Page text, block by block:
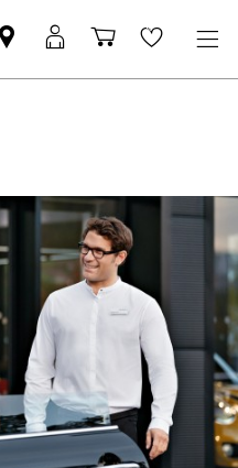
Pesquisar
parceiro
Iniciar
sessão
Carrinho
de
Wishlist